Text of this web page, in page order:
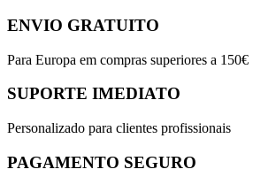
ENVIO GRATUITO
Para Europa em compras superiores a 150€
SUPORTE IMEDIATO
Personalizado para clientes profissionais
PAGAMENTO SEGURO